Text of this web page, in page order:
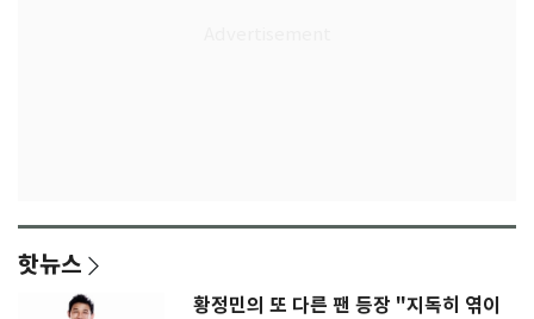
핫뉴스
황정민의 또 다른 팬 등장 "지독히 엮이